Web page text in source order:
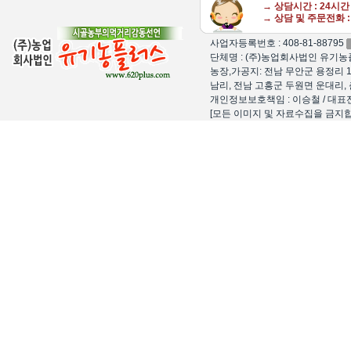
→ 상담시간 : 24시간
→ 상담 및 주문전화
사업자등록번호 : 408-81-88795
단체명 : (주)농업회사법인 유기
농장,가공지: 전남 무안군 용정리
남리, 전남 고흥군 두원면 운대리
개인정보보호책임 : 이승철 / 대
[모든 이미지 및 자료수집을 금지